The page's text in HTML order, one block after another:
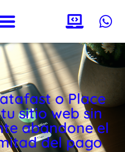
o Place
sitio web sin
abandone el
del pago